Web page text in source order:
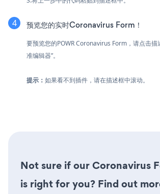
预览您的实时Coronavirus Form！
要预览您的POWR Coronavirus Form，请点击描
准编辑器”。
提示： 如果看不到插件，请在描述框中滚动。
Not sure if our Coronavirus
is right for you? Find out